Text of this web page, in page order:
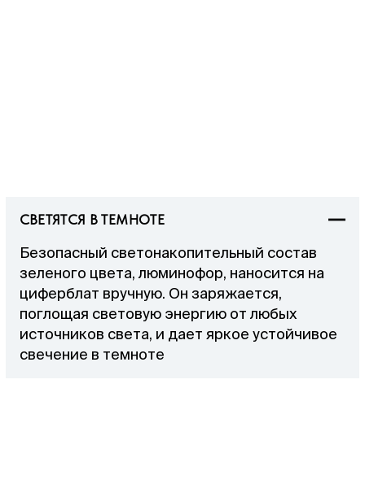
СВЕТЯТСЯ В ТЕМНОТЕ
Безопасный светонакопительный состав
зеленого цвета, люминофор, наносится на
циферблат вручную. Он заряжается,
поглощая световую энергию от любых
источников света, и дает яркое устойчивое
свечение в темноте